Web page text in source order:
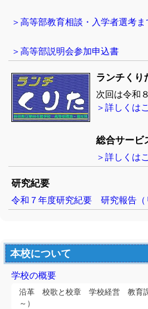
＞高等部教育相談・入学者選考
＞高等部説明会参加申込書
ランチくり
次回は令和
＞詳しくは
総合サービ
＞詳しくは
研究紀要
令和７年度研究紀要 研究報告（
本校について
学校の概要
沿革 校歌と校章 学校経営 教育
～）